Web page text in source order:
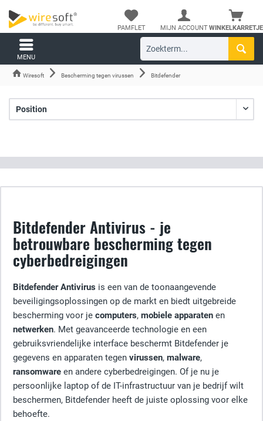
WINKELKARRETJE
PAMFLET MIJN ACCOUNT
MENU
Wiresoft Bescherming tegen virussen Bitdefender
Bitdefender Antivirus - je
betrouwbare bescherming tegen
cyberbedreigingen
Bitdefender Antivirus is een van de toonaangevende
beveiligingsoplossingen op de markt en biedt uitgebreide
bescherming voor je computers, mobiele apparaten en
netwerken. Met geavanceerde technologie en een
gebruiksvriendelijke interface beschermt Bitdefender je
gegevens en apparaten tegen virussen, malware,
ransomware en andere cyberbedreigingen. Of je nu je
persoonlijke laptop of de IT-infrastructuur van je bedrijf wilt
beschermen, Bitdefender heeft de juiste oplossing voor elke
behoefte.